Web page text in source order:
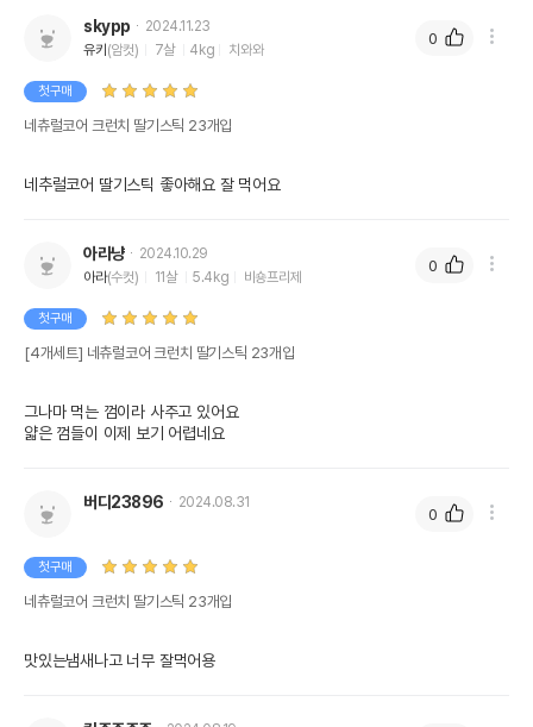
skypp
2024.11.23
유키 (암컷) 7살 4kg 치와와
첫구매
네츄럴코어 크런치 딸기스틱 23개입
네추럴코어 딸기스틱 좋아해요 잘 먹어요
0
아라냥
2024.10.29
아라(수컷) 11살 5.4kg 비숑프리제
첫구매
[4개세트] 네츄럴코어 크런치 딸기스틱 23개입
그나마 먹는 껌이라 사주고 있어요
얇은 껌들이 이제 보기 어렵네요
0
버디23896 2024.08.31
첫구매
네츄럴코어 크런치 딸기스틱 23개입
맛있는냄새나고 너무 잘먹어용
0